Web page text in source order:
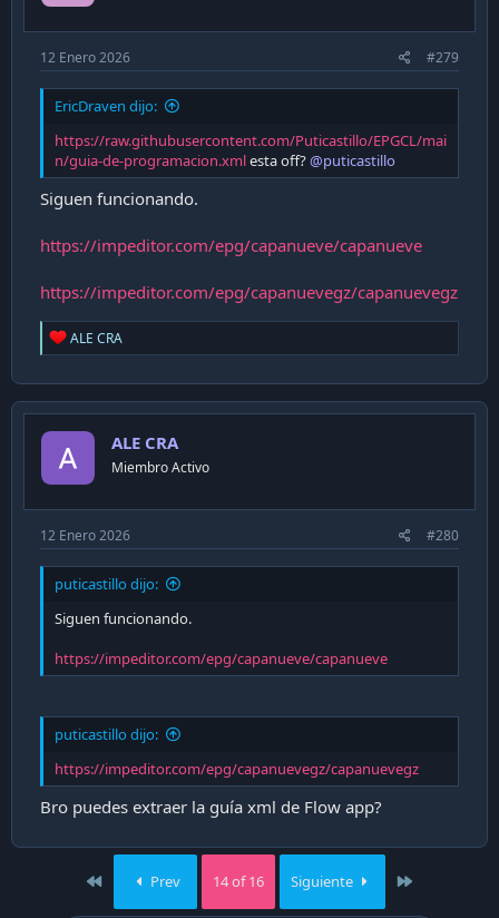
12 Enero 2026 #279
EricDraven dijo:
https://raw.githubusercontent.com/Puticastillo/EPGCL/mai
n/guia-de-programacion.xmlesta off?@puticastillo
Siguen funcionando.
https://impeditor.com/epg/capanueve/capanueve
https://impeditor.com/epg/capanuevegz/capanuevegz
R
e
c
t
n
ALE CRA
ALE CRA
Miembro Activo
12 Enero 2026 #280
puticastillo dijo:
Siguen funcionando.
https://impeditor.com/epg/capanueve/capanueve
puticastillo dijo:
https://impeditor.com/epg/capanuevegz/capanuevegz
Bro puedes extraer la guía xml de Flow app?
First Prev 14 of 16 Siguiente